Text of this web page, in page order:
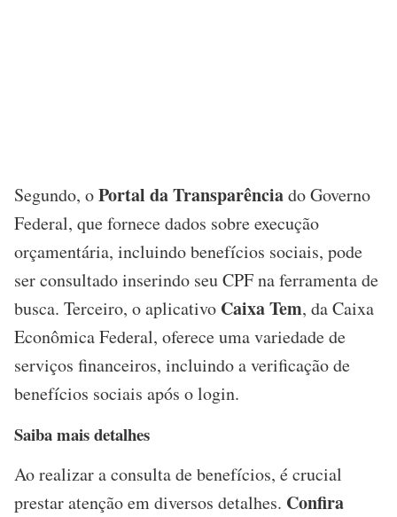
Segundo, oPortal da Transparênciado Governo
Federal, que fornece dados sobre execução
orçamentária, incluindo benefícios sociais, pode
ser consultado inserindo seu CPF na ferramenta de
busca. Terceiro, o aplicativo Caixa Tem, da Caixa
Econômica Federal, oferece uma variedade de
serviços financeiros, incluindo a verificação de
benefícios sociais após o login.
Saiba mais detalhes
Ao realizar a consulta de benefícios, é crucial
prestar atenção em diversos detalhes. Confira